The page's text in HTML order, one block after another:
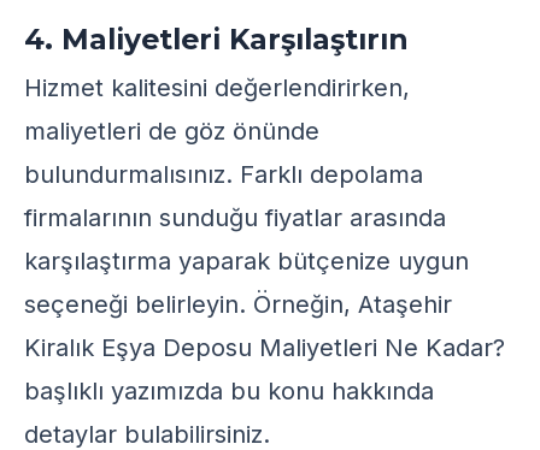
4. Maliyetleri Karşılaştırın
Hizmet kalitesini değerlendirirken,
maliyetleri de göz önünde
bulundurmalısınız. Farklı depolama
firmalarının sunduğu fiyatlar arasında
karşılaştırma yaparak bütçenize uygun
seçeneği belirleyin. Örneğin, Ataşehir
Kiralık Eşya Deposu Maliyetleri Ne Kadar?
başlıklı yazımızda bu konu hakkında
detaylar bulabilirsiniz.